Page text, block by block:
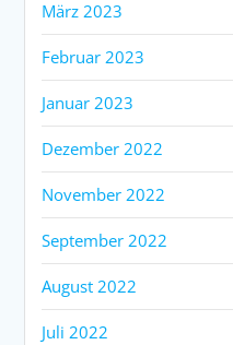
März 2023
Februar 2023
Januar 2023
Dezember 2022
November 2022
September 2022
August 2022
Juli 2022